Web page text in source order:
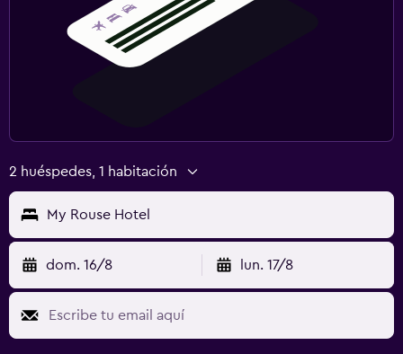
2 huéspedes, 1 habitación
My Rouse Hotel
dom. 16/8 lun. 17/8